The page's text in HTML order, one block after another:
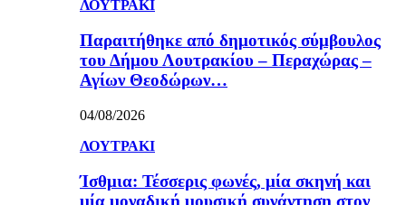
ΛΟΥΤΡΑΚΙ
Παραιτήθηκε από δημοτικός σύμβουλος
του Δήμου Λουτρακίου – Περαχώρας –
Αγίων Θεοδώρων…
04/08/2026
ΛΟΥΤΡΑΚΙ
Ίσθμια: Τέσσερις φωνές, μία σκηνή και
μία μοναδική μουσική συνάντηση στον